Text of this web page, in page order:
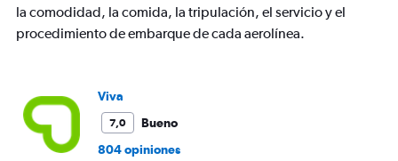
values.
Range:
la comodidad, la comida, la tripulación, el servicio y el
procedimiento de embarque de cada aerolínea.
Viva
7,0
Bueno
804 opiniones